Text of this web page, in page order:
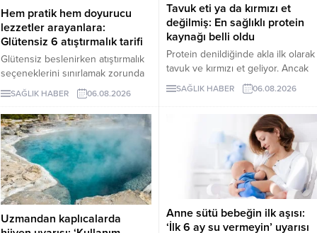
Hem pratik hem doyurucu
lezzetler arayanlara:
Glütensiz 6 atıştırmalık tarifi
Glütensiz beslenirken atıştırmalık
seçeneklerini sınırlamak zorunda
değilsiniz. Evde kolayca
hazırlayabileceğiniz bu 5 glütensiz
tarif, hem pratik hem de lezzetli
alternatifler sunuyor.
SAĞLIK HABER 06.08.2026
Tavuk eti ya da kırmızı et
değilmiş: En sağlıklı protein
kaynağı belli oldu
Protein denildiğinde akla ilk olarak
tavuk ve kırmızı et geliyor. Ancak
bilim insanları, son yıllarda yapılan
araştırmaların kurubaklagilleri daha
öne çıkardığını belirtiyor. Özellikle
mercimek, nohut ve fasulyenin
hem yüksek protein hem de lif
içeriğiyle uzun vadeli sağlık
açısından önemli avantajlar
sunduğu ifade ediliyor.
SAĞLIK HABER 06.08.2026
Uzmandan kaplıcalarda
Anne sütü bebeğin ilk aşısı:
‘İlk 6 ay su vermeyin’ uyarısı